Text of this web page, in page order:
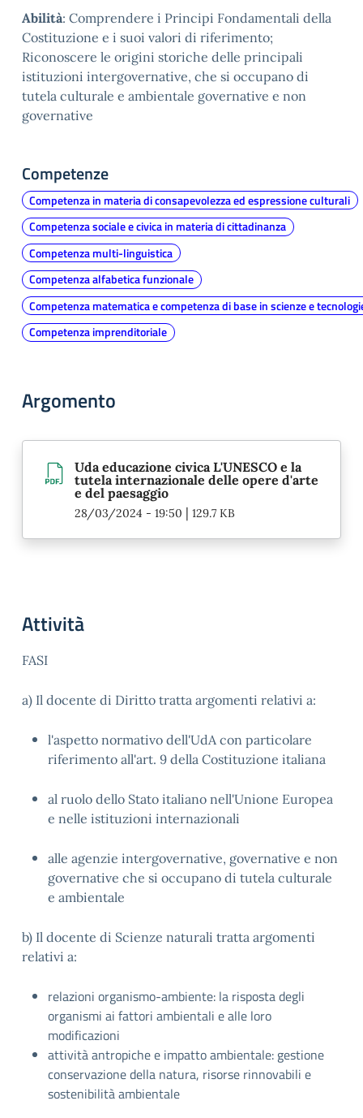
Abilità: Comprendere i Principi Fondamentali della
Costituzione e i suoi valori di riferimento;
Riconoscere le origini storiche delle principali
istituzioni intergovernative, che si occupano di
tutela culturale e ambientale governative e non
governative
Competenze
Competenza in materia di consapevolezza ed espressione culturali
Competenza sociale e civica in materia di cittadinanza
Competenza multi-linguistica
Competenza alfabetica funzionale
Competenza matematica e competenza di base in scienze e
Competenza imprenditoriale
Argomento
Uda educazione civica L'UNESCO e la
tutela internazionale delle opere d'arte
e del paesaggio
28/03/2024 - 19:50 | 129.7 KB
Attività
FASI
a) Il docente di Diritto tratta argomenti relativi a:
l'aspetto normativo dell'UdA con particolare
riferimento all'art. 9 della Costituzione italiana
al ruolo dello Stato italiano nell'Unione Europea
e nelle istituzioni internazionali
alle agenzie intergovernative, governative e non
governative che si occupano di tutela culturale
e ambientale
b) Il docente di Scienze naturali tratta argomenti
relativi a:
relazioni organismo-ambiente: la risposta degli
organismi ai fattori ambientali e alle loro
modificazioni
attività antropiche e impatto ambientale: gestione
conservazione della natura, risorse rinnovabili e
sostenibilità ambientale